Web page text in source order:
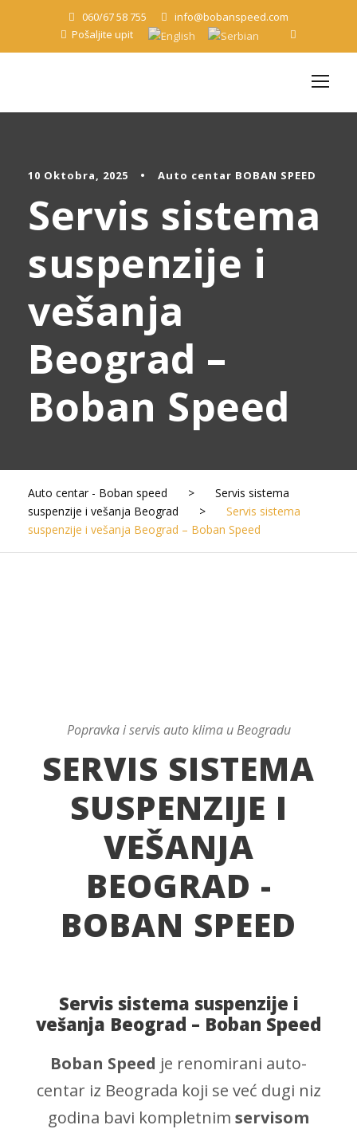
060/67 58 755
info@bobanspeed.com
Pošaljite upit
10 Oktobra, 2025 • Auto centar BOBAN SPEED
Servis sistema
suspenzije i
vešanja
Beograd –
Boban Speed
Auto centar - Boban speed >
Servis sistema
suspenzije i vešanja Beograd
>
Servis sistema
suspenzije i vešanja Beograd – Boban Speed
Popravka i servis auto klima u Beogradu
SERVIS SISTEMA
SUSPENZIJE I
VEŠANJA
BEOGRAD -
BOBAN SPEED
Servis sistema suspenzije i
vešanja Beograd – Boban Speed
Boban Speed je renomirani auto-
centar iz Beograda koji se već dugi niz
godina bavi kompletnim servisom